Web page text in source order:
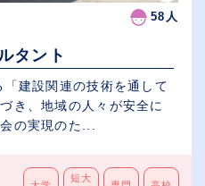
58人
タント
建設関連の技術を通して
き、地域の人々が安全に
の実現のた...
短大